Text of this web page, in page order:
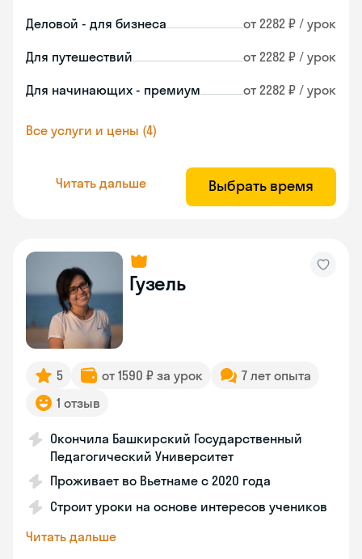
Деловой - для бизнеса от 2282 ₽ / урок
Для путешествий от 2282 ₽ / урок
Для начинающих - премиум от 2282 ₽ / урок
Все услуги и цены (4)
Читать дальше Выбрать время
Гузель
5 от 1590 ₽ за урок
7 лет опыта
1 отзыв
Окончила Башкирский Государственный
Педагогический Университет
Проживает во Вьетнаме с 2020 года
Строит уроки на основе интересов учеников
Читать дальше